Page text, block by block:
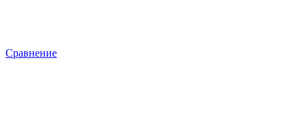
Сравнение